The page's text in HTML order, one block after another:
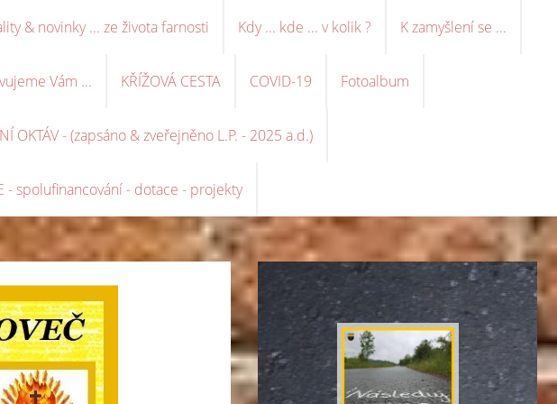
& novinky ... ze života farnosti Kdy ... kde ... v kolik ? K zamyšlení se ...
Vám ... KŘÍŽOVÁ CESTA COVID-19 Fotoalbum
OKTÁV - (zapsáno & zveřejněno L.P. - 2025 a.d.)
- spolufinancování - dotace - projekty